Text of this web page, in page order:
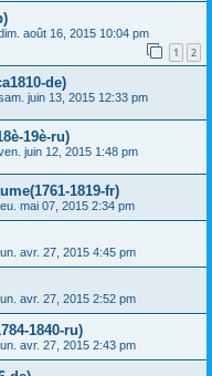
août 16, 2015 10:04 pm
1 2
de)
juin 13, 2015 12:33 pm
19è-ru)
juin 12, 2015 1:48 pm
1819-fr)
mai 07, 2015 2:34 pm
lun. avr. 27, 2015 4:45 pm
lun. avr. 27, 2015 2:52 pm
1840-ru)
lun. avr. 27, 2015 2:43 pm